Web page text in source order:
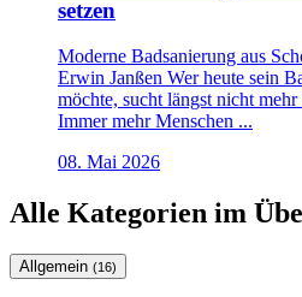
setzen
Moderne Badsanierung aus
Erwin Janßen Wer heute sein
möchte, sucht längst nicht
Immer mehr Menschen ...
08. Mai 2026
Alle Kategorien im
Allgemein (16)